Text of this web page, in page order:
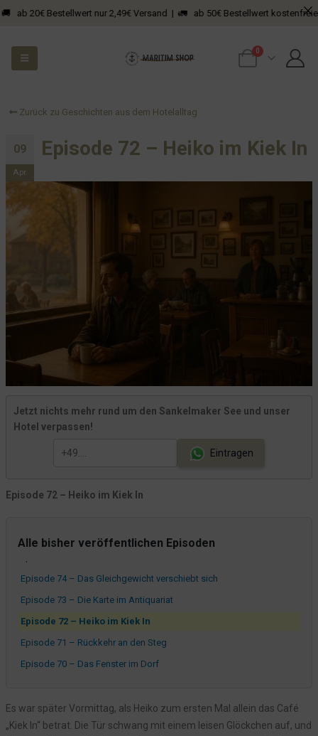
Bestellwert nur 2,49€ Versand | 🚛 ab 50€ Bestellwert kostenfreier
0
Zurück zu Geschichten aus dem Hotelalltag
09
Apr.
Episode 72 – Heiko im Kiek In
Jetzt nichts mehr rund um den Sankelmaker See und unser
Hotel verpassen!
Eintragen
Episode 72 – Heiko im Kiek In
Alle bisher veröffentlichen Episoden
Episode 83 – Der Pfad an der Dorfstraße (Sankelmark)
Episode 82 – Das Gespräch auf dem Südermarkt
Die Spur zur Alten Schmiede (Sankelmark)
Episode 80 – Rückkehr zur Johanniskirche (Flensburg)
Episode 79 – Das verschwundene Zeichen
Episode 77 – Die Nachricht im Stein
Episode 76 – Die Insel, die nicht da ist
Episode 74 – Das Gleichgewicht verschiebt sich
Episode 73 – Die Karte im Antiquariat
Episode 72 – Heiko im Kiek In
Episode 71 – Rückkehr an den Steg
Episode 70 – Das Fenster im Dorf
Episode 68 – Heiko und das Fenster
Episode 67 – Die Notiz auf dem Umschlag
Es war später Vormittag, als Heiko zum ersten Mal allein das Café
„Kiek In“ betrat. Die Tür schwang mit einem leisen Glöckchen auf, und